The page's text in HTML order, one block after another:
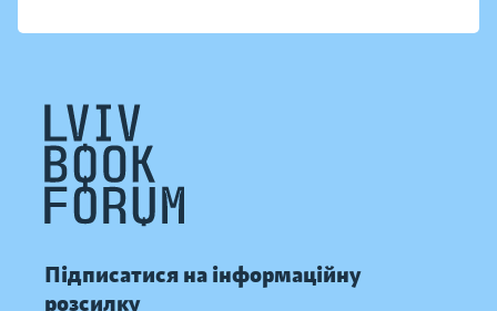
Підписатися на інформаційну
розсилку